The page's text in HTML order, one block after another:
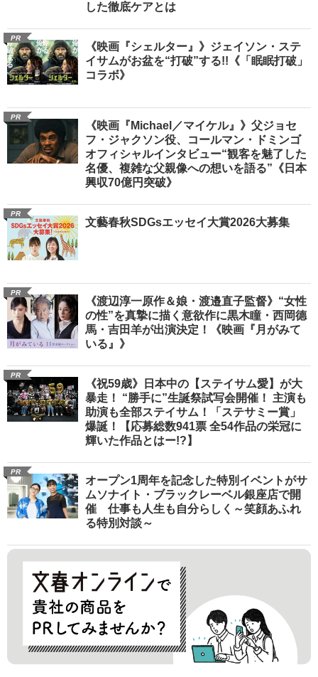
した徹底ケアとは
PR
《映画『シェルター』》ジェイソン・ステ
イサムがお盆を“打破”する!!《「眠眠打破」
コラボ》
PR
《映画『Michael／マイケル』》父ジョセ
フ・ジャクソン役、コールマン・ドミンゴ
オフィシャルインタビュー“観客を魅了した
名優、複雑な父親像への想いを語る”《日本
興収70億円突破》
PR
文藝春秋SDGsエッセイ大賞2026大募集
PR
《渡辺淳一原作＆娘・渡邉直子監督》“女性
の性”を真摯に描く意欲作に黒木瞳・西岡德
馬・吉田羊が出演決定！《映画『月がみて
いる』》
PR
《祝59歳》日本中の【ステイサム愛】が大
暴走！ “勝手に”生誕祭試写会開催！ 主演も
助演も全部ステイサム！「ステサミー賞」
爆誕！【応募総数941票 全54作品の栄冠に
輝いた作品とはー!?】
PR
オープン1周年を記念した特別イベントがサ
ムソナイト・ブラックレーベル銀座店で開
催 仕事も人生も自分らしく～笑顔あふれ
る特別対談～